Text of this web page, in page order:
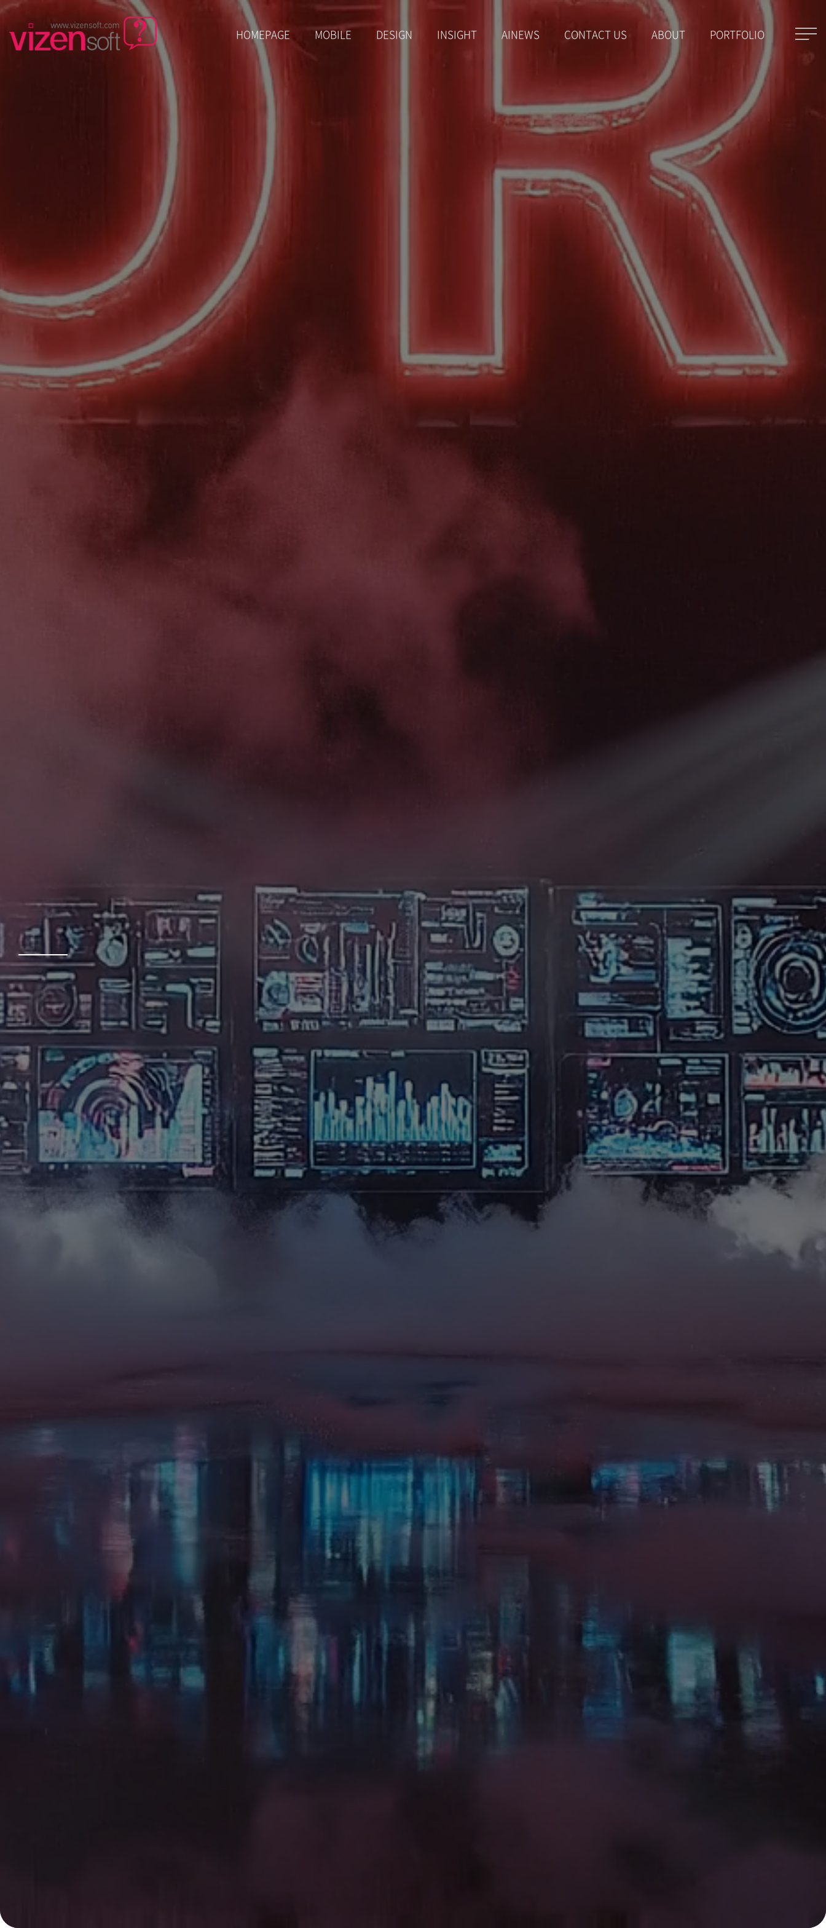
HOMEPAGE MOBILE DESIGN INSIGHT AINEWS CONTACT US ABOUT PORTFOLIO